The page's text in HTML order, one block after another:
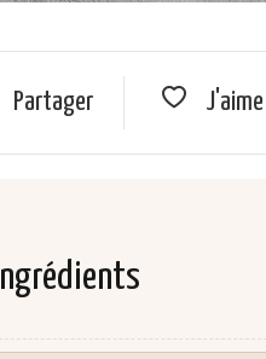
Partager J'aime
Ingrédients